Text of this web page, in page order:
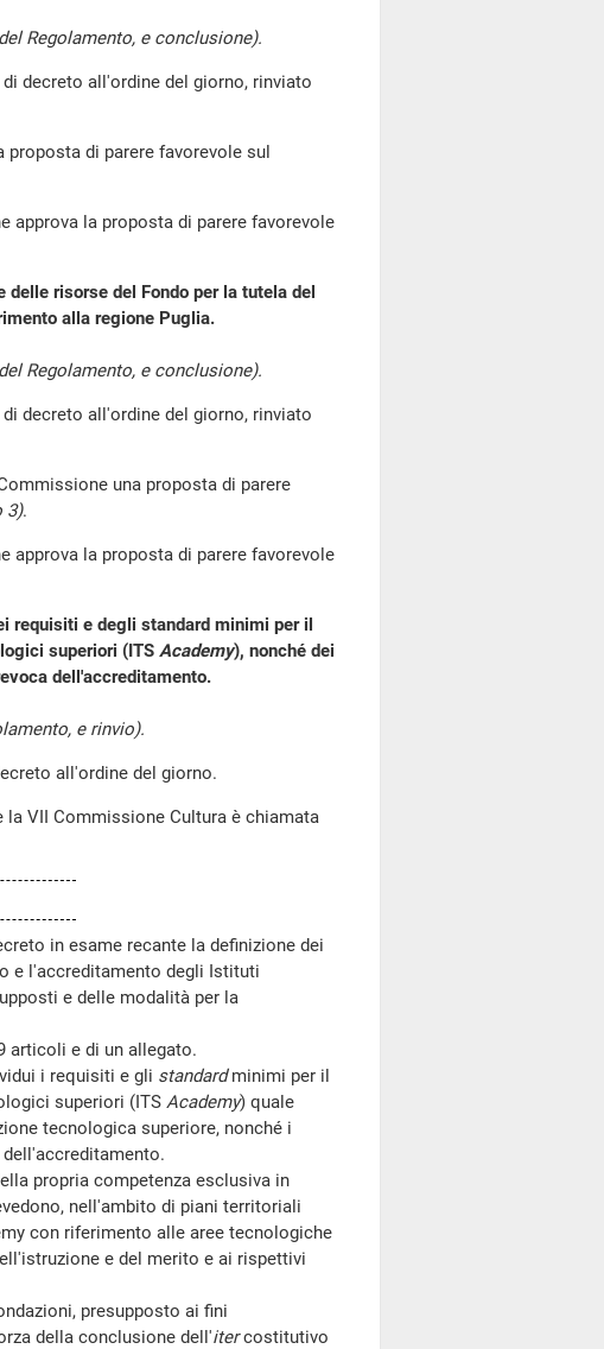
Regolamento, e conclusione).
decreto all'ordine del giorno, rinviato
proposta di parere favorevole sul
la proposta di parere favorevole
risorse del Fondo per la tutela del
alla regione Puglia.
Regolamento, e conclusione).
decreto all'ordine del giorno, rinviato
una proposta di parere
3).
la proposta di parere favorevole
requisiti e degli standard minimi per il
superiori (ITS Academy), nonché dei
dell'accreditamento.
e rinvio).
all'ordine del giorno.
la VII Commissione Cultura è chiamata
in esame recante la definizione dei
e l'accreditamento degli Istituti
e delle modalità per la
e di un allegato.
i requisiti e gli standardminimi per il
superiori (ITS Academy) quale
tecnologica superiore, nonché i
propria competenza esclusiva in
nell'ambito di piani territoriali
con riferimento alle aree tecnologiche
e del merito e ai rispettivi
presupposto ai fini
della conclusione dell'itercostitutivo